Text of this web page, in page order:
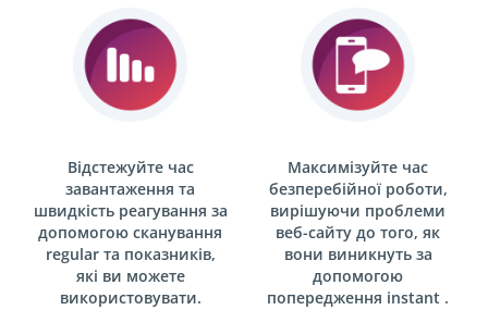
Відстежуйте час
завантаження та
швидкість реагування за
допомогою сканування
regularта показників,
які ви можете
використовувати.
Максимізуйте час
безперебійної роботи,
вирішуючи проблеми
веб-сайту до того, як
вони виникнуть за
допомогою
попередження instant .